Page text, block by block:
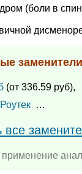
(боли в
(от 336.59 руб),
…
все